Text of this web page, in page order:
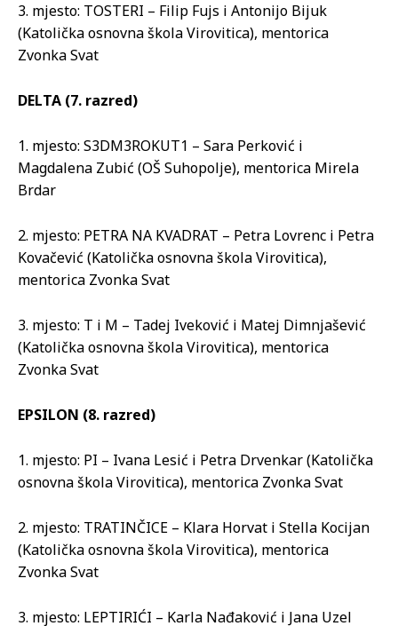
3. mjesto: TOSTERI – Filip Fujs i Antonijo Bijuk
(Katolička osnovna škola Virovitica), mentorica
Zvonka Svat
DELTA (7. razred)
1. mjesto: S3DM3ROKUT1 – Sara Perković i
Magdalena Zubić (OŠ Suhopolje), mentorica Mirela
Brdar
2. mjesto: PETRA NA KVADRAT – Petra Lovrenc i Petra
Kovačević (Katolička osnovna škola Virovitica),
mentorica Zvonka Svat
3. mjesto: T i M – Tadej Iveković i Matej Dimnjašević
(Katolička osnovna škola Virovitica), mentorica
Zvonka Svat
EPSILON (8. razred)
1. mjesto: PI – Ivana Lesić i Petra Drvenkar (Katolička
osnovna škola Virovitica), mentorica Zvonka Svat
2. mjesto: TRATINČICE – Klara Horvat i Stella Kocijan
(Katolička osnovna škola Virovitica), mentorica
Zvonka Svat
3. mjesto: LEPTIRIĆI – Karla Nađaković i Jana Uzel